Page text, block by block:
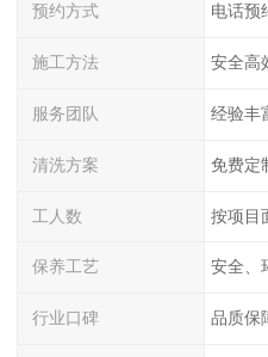
预约方式 电话预
施工方法 安全高
服务团队 经验丰
清洗方案 免费定
工人数 按项目
保养工艺 安全、
行业口碑 品质保